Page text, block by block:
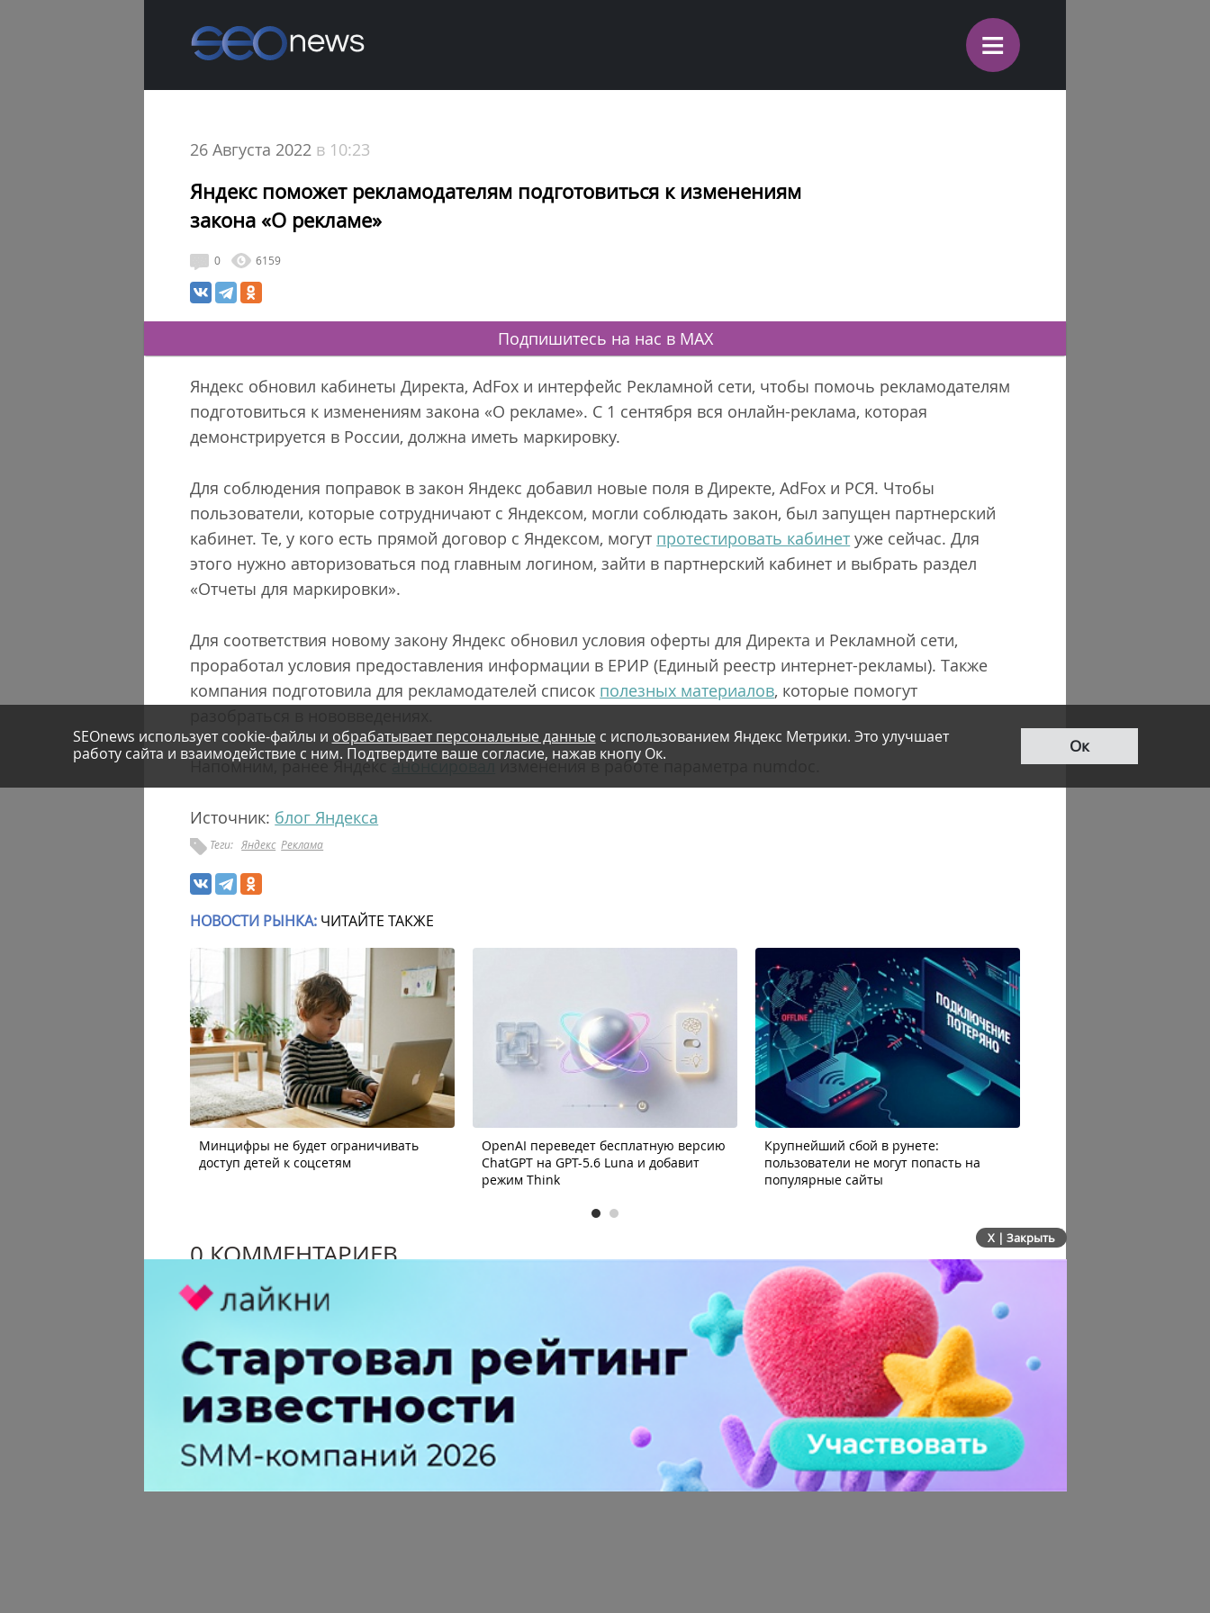
≡
26 Августа 2022 в 10:23
Яндекс поможет рекламодателям подготовиться к изменениям
закона «О рекламе»
0 6159
Подпишитесь на нас в MAX
Яндекс обновил кабинеты Директа, AdFox и интерфейс Рекламной сети, чтобы помочь рекламодателям
подготовиться к изменениям закона «О рекламе». С 1 сентября вся онлайн-реклама, которая
демонстрируется в России, должна иметь маркировку.
Для соблюдения поправок в закон Яндекс добавил новые поля в Директе, AdFox и РСЯ. Чтобы
пользователи, которые сотрудничают с Яндексом, могли соблюдать закон, был запущен партнерский
кабинет. Те, у кого есть прямой договор с Яндексом, могут протестировать кабинет уже сейчас. Для
этого нужно авторизоваться под главным логином, зайти в партнерский кабинет и выбрать раздел
«Отчеты для маркировки».
Для соответствия новому закону Яндекс обновил условия оферты для Директа и Рекламной сети,
проработал условия предоставления информации в ЕРИР (Единый реестр интернет-рекламы). Также
компания подготовила для рекламодателей список полезных материалов, которые помогут
Напомним, ранее Яндексанонсировализменения в работе параметра numdoc.
Источник: блог Яндекса
Теги: Яндекс Реклама
SEOnews использует cookie-файлы и обрабатывает персональные данныес использованием Яндекс Метрики. Это улучшает
работу сайта и взаимодействие с ним. Подтвердите ваше согласие, нажав кнопу Ок.
Ок
НОВОСТИ РЫНКА: ЧИТАЙТЕ ТАКЖЕ
Минцифры не будет ограничивать
доступ детей к соцсетям
OpenAI переведет бесплатную версию
ChatGPT на GPT-5.6 Luna и добавит
режим Think
Крупнейший сбой в рунете:
пользователи не могут попасть на
популярные сайты
0 КОММЕНТАРИЕВ
X | Закрыть